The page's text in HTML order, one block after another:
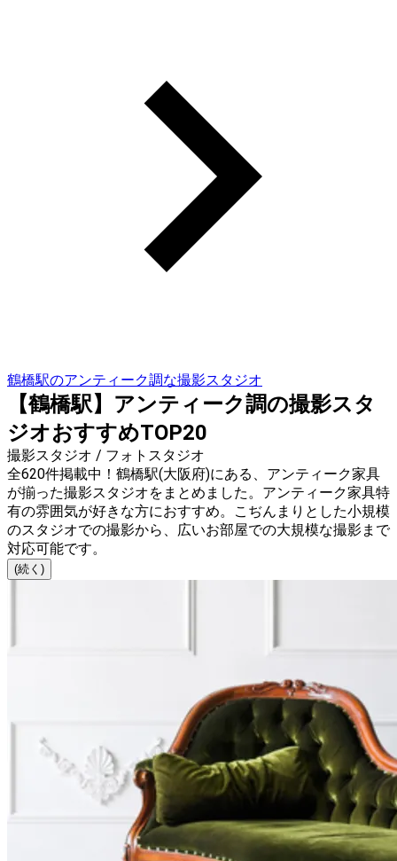
鶴橋駅のアンティーク調な撮影スタジオ
【鶴橋駅】アンティーク調の撮影スタ
ジオおすすめTOP20
撮影スタジオ / フォトスタジオ
全620件掲載中！鶴橋駅(大阪府)にある、アンティーク家具
が揃った撮影スタジオをまとめました。アンティーク家具特
有の雰囲気が好きな方におすすめ。こぢんまりとした小規模
のスタジオでの撮影から、広いお部屋での大規模な撮影まで
対応可能です。
(続く)